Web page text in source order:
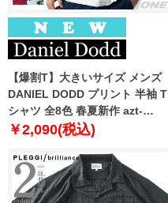
【爆割T】大きいサイズ メンズ
DANIEL DODD プリント 半袖 T
シャツ 全8色 春夏新作 azt-
2602pt6 【fre】
￥2,090(税込)